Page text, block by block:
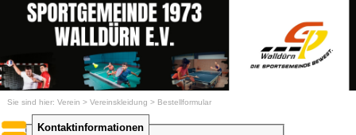
Sie sind hier: Verein > Vereinskleidung > Bestellformular
Kontaktinformationen